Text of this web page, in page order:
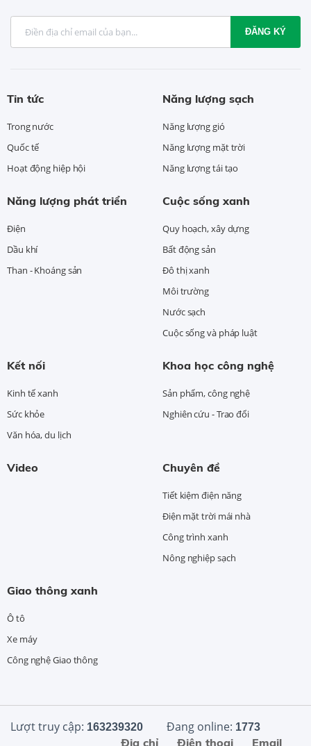
ĐĂNG KÝ
Tin tức
Trong nước
Quốc tế
Hoạt động hiệp hội
Năng lượng sạch
Năng lượng gió
Năng lượng mặt trời
Năng lượng tái tạo
Năng lượng phát triển
Điện
Dầu khí
Than - Khoáng sản
Cuộc sống xanh
Quy hoạch, xây dựng
Bất động sản
Đô thị xanh
Môi trường
Nước sạch
Cuộc sống và pháp luật
Kết nối
Kinh tế xanh
Sức khỏe
Văn hóa, du lịch
Khoa học công nghệ
Sản phẩm, công nghệ
Nghiên cứu - Trao đổi
Video Chuyên đề
Tiết kiệm điện năng
Điện mặt trời mái nhà
Công trình xanh
Nông nghiệp sạch
Giao thông xanh
Ô tô
Xe máy
Công nghệ Giao thông
Lượt truy cập: 163239320 Đang online: 1773
Email
Điện thoại
Địa chỉ